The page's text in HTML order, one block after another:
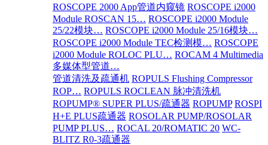
ROSCOPE 2000 App管道内窥镜 ROSCOPE i2000
Module ROSCAN 15… ROSCOPE i2000 Module
25/22模块… ROSCOPE i2000 Module 25/16模块…
ROSCOPE i2000 Module TEC检测模… ROSCOPE
i2000 Module ROLOC PLU… ROCAM 4 Multimedia
多媒体型管道…
管道清洗及疏通机 ROPULS Flushing Compressor
ROP… ROPULS ROCLEAN 脉冲清洗机
ROPUMP® SUPER PLUS/疏通器 ROPUMP ROSPI
H+E PLUS疏通器 ROSOLAR PUMP/ROSOLAR
PUMP PLUS… ROCAL 20/ROMATIC 20 WC-
BLITZ R0-3疏通器